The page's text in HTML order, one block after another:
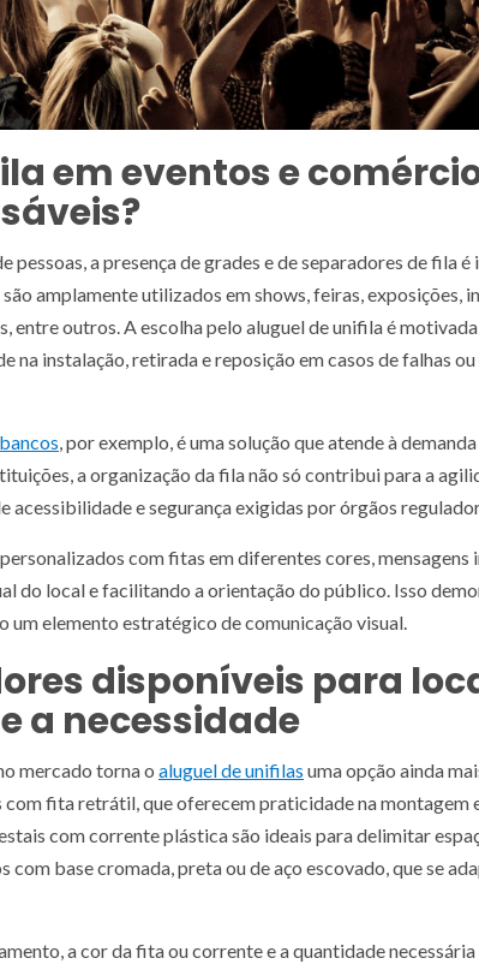
em eventos e
pessoas, a presença de grades e de separadores de fila
amplamente utilizados em shows, feiras, exposições,
entre outros. A escolha pelo aluguel de unifila é
na instalação, retirada e reposição em casos de falhas
, por exemplo, é uma solução que atende à
a organização da fila não só contribui para a
e segurança exigidas por órgãos
com fitas em diferentes cores, mensagens
do local e facilitando a orientação do público. Isso
um elemento estratégico de comunicação visual.
disponíveis para
a necessidade
mercado torna o aluguel de unifilas uma opção ainda
com fita retrátil, que oferecem praticidade na montagem
com corrente plástica são ideais para delimitar
base cromada, preta ou de aço escovado, que se
a cor da fita ou corrente e a quantidade